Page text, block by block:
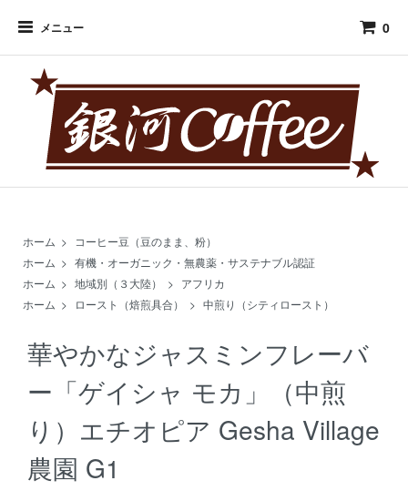
メニュー 0
ホーム >
コーヒー豆（豆のまま、粉）
ホーム > 有機・オーガニック・無農薬・サステナブル認証
ホーム > 地域別（３大陸） > アフリカ
ホーム > ロースト（焙煎具合） > 中煎り（シティロースト）
華やかなジャスミンフレーバ
ー「ゲイシャ モカ」（中煎
り）エチオピア Gesha Village
農園 G1